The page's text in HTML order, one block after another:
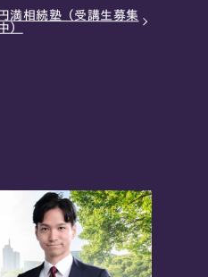
満相続塾（受講生募集
）